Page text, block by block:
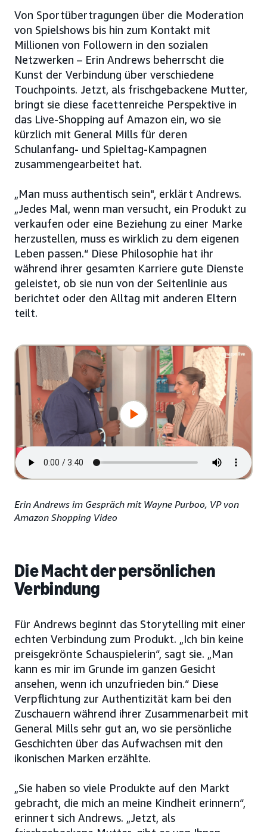
Von Sportübertragungen über die Moderation
von Spielshows bis hin zum Kontakt mit
Millionen von Followern in den sozialen
Netzwerken – Erin Andrews beherrscht die
Kunst der Verbindung über verschiedene
Touchpoints. Jetzt, als frischgebackene Mutter,
bringt sie diese facettenreiche Perspektive in
das Live-Shopping auf Amazon ein, wo sie
kürzlich mit General Mills für deren
Schulanfang- und Spieltag-Kampagnen
zusammengearbeitet hat.
„Man muss authentisch sein", erklärt Andrews.
„Jedes Mal, wenn man versucht, ein Produkt zu
verkaufen oder eine Beziehung zu einer Marke
herzustellen, muss es wirklich zu dem eigenen
Leben passen.“ Diese Philosophie hat ihr
während ihrer gesamten Karriere gute Dienste
geleistet, ob sie nun von der Seitenlinie aus
berichtet oder den Alltag mit anderen Eltern
teilt.
Erin Andrews im Gespräch mit Wayne Purboo, VP von
Amazon Shopping Video
Die Macht der persönlichen
Verbindung
Für Andrews beginnt das Storytelling mit einer
echten Verbindung zum Produkt. „Ich bin keine
preisgekrönte Schauspielerin“, sagt sie. „Man
kann es mir im Grunde im ganzen Gesicht
ansehen, wenn ich unzufrieden bin.“ Diese
Verpflichtung zur Authentizität kam bei den
Zuschauern während ihrer Zusammenarbeit mit
General Mills sehr gut an, wo sie persönliche
Geschichten über das Aufwachsen mit den
ikonischen Marken erzählte.
„Sie haben so viele Produkte auf den Markt
gebracht, die mich an meine Kindheit erinnern“,
erinnert sich Andrews. „Jetzt, als